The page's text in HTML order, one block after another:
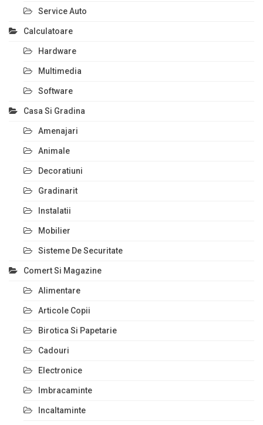
Service Auto
Calculatoare
Hardware
Multimedia
Software
Casa Si Gradina
Amenajari
Animale
Decoratiuni
Gradinarit
Instalatii
Mobilier
Sisteme De Securitate
Comert Si Magazine
Alimentare
Articole Copii
Birotica Si Papetarie
Cadouri
Electronice
Imbracaminte
Incaltaminte